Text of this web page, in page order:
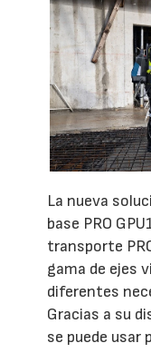
La nueva
base PRO
transporte
gama de ejes
diferentes
Gracias a su
se puede usar